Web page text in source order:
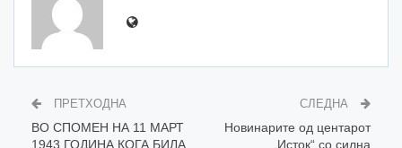
ПРЕТХОДНА
ВО СПОМЕН НА 11 МАРТ
1943 ГОДИНА КОГА БИЛА
СЛЕДНА
Новинарите од центарот
„Исток“ со силна